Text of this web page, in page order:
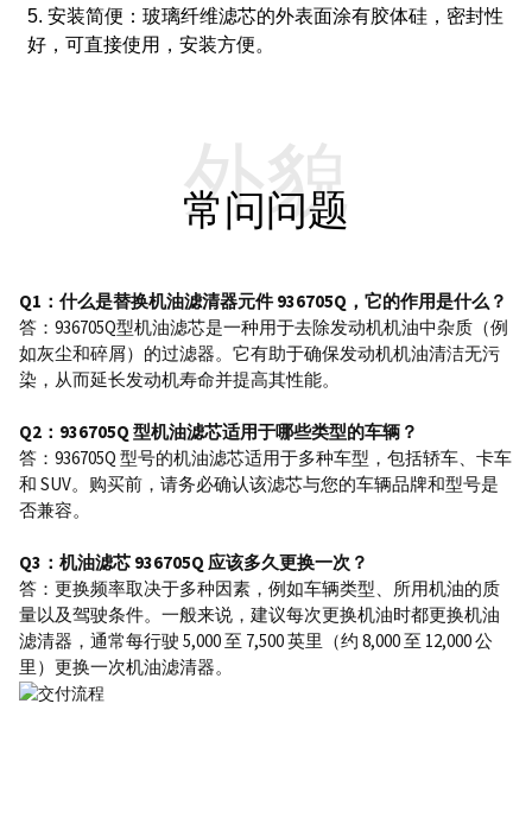
5. 安装简便：玻璃纤维滤芯的外表面涂有胶体硅，密封性
好，可直接使用，安装方便。
常问问题
外貌
Q1：什么是替换机油滤清器元件 936705Q，它的作用是什么？
答：936705Q型机油滤芯是一种用于去除发动机机油中杂质（例
如灰尘和碎屑）的过滤器。它有助于确保发动机机油清洁无污
染，从而延长发动机寿命并提高其性能。
Q2：936705Q 型机油滤芯适用于哪些类型的车辆？
答：936705Q 型号的机油滤芯适用于多种车型，包括轿车、卡车
和 SUV。购买前，请务必确认该滤芯与您的车辆品牌和型号是
否兼容。
Q3：机油滤芯 936705Q 应该多久更换一次？
答：更换频率取决于多种因素，例如车辆类型、所用机油的质
量以及驾驶条件。一般来说，建议每次更换机油时都更换机油
滤清器，通常每行驶 5,000 至 7,500 英里（约 8,000 至 12,000 公
里）更换一次机油滤清器。